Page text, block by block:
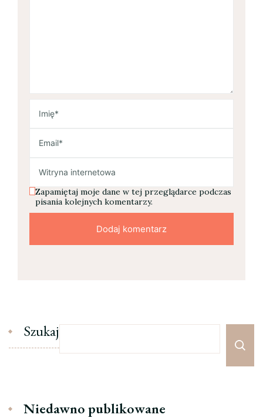
Zapamiętaj moje dane w tej przeglądarce podczas
pisania kolejnych komentarzy.
Szukaj
Niedawno publikowane